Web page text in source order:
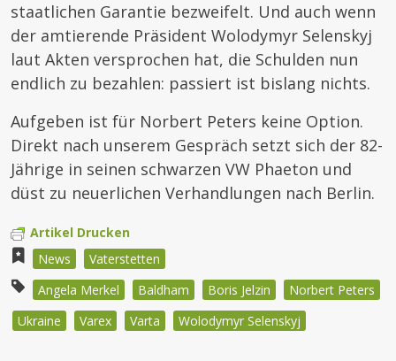
staatlichen Garantie bezweifelt. Und auch wenn
der amtierende Präsident Wolodymyr Selenskyj
laut Akten versprochen hat, die Schulden nun
endlich zu bezahlen: passiert ist bislang nichts.
Aufgeben ist für Norbert Peters keine Option.
Direkt nach unserem Gespräch setzt sich der 82-
Jährige in seinen schwarzen VW Phaeton und
düst zu neuerlichen Verhandlungen nach Berlin.
Artikel Drucken
News
Vaterstetten
Angela Merkel
Baldham Boris Jelzin
Norbert Peters
Ukraine
Varex Varta Wolodymyr Selenskyj